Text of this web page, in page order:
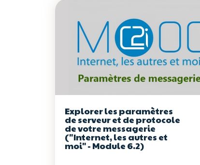
Explorer les paramètres
de serveur et de protocole
de votre messagerie
("Internet, les autres et
moi" - Module 6.2)